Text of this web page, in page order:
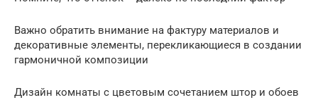
Важно обратить внимание на фактуру материалов и
декоративные элементы, перекликающиеся в создании
гармоничной композиции
Дизайн комнаты с цветовым сочетанием штор и обоев